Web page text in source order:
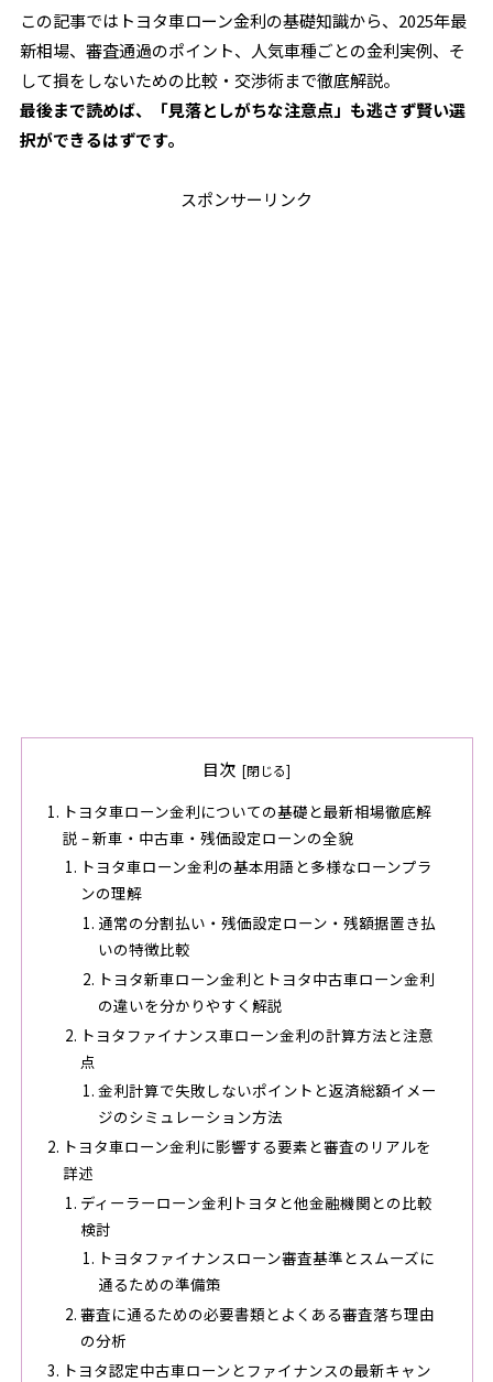
この記事ではトヨタ車ローン金利の基礎知識から、2025年最
新相場、審査通過のポイント、人気車種ごとの金利実例、そ
して損をしないための比較・交渉術まで徹底解説。
最後まで読めば、「見落としがちな注意点」も逃さず賢い選
択ができるはずです。
スポンサーリンク
目次
トヨタ車ローン金利についての基礎と最新相場徹底解
説 – 新車・中古車・残価設定ローンの全貌
トヨタ車ローン金利の基本用語と多様なローンプラ
ンの理解
通常の分割払い・残価設定ローン・残額据置き払
いの特徴比較
トヨタ新車ローン金利とトヨタ中古車ローン金利
の違いを分かりやすく解説
トヨタファイナンス車ローン金利の計算方法と注意
点
金利計算で失敗しないポイントと返済総額イメー
ジのシミュレーション方法
トヨタ車ローン金利に影響する要素と審査のリアルを
詳述
ディーラーローン金利トヨタと他金融機関との比較
検討
トヨタファイナンスローン審査基準とスムーズに
通るための準備策
審査に通るための必要書類とよくある審査落ち理由
の分析
トヨタ認定中古車ローンとファイナンスの最新キャン